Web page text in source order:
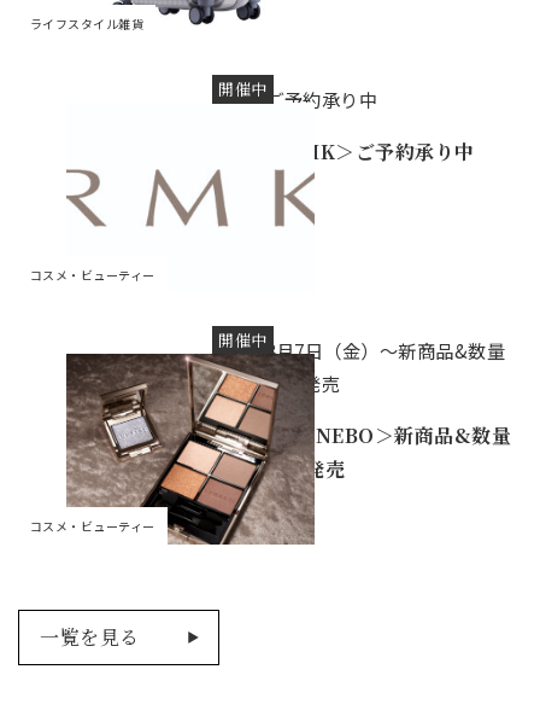
ライフスタイル雑貨
開催中
コスメ・ビューティー
ご予約承り中
＜RMK＞ご予約承り中
開催中
コスメ・ビューティー
8月7日（金）～新商品&数量
限定発売
＜KANEBO＞新商品&数量
限定発売
一覧を見る